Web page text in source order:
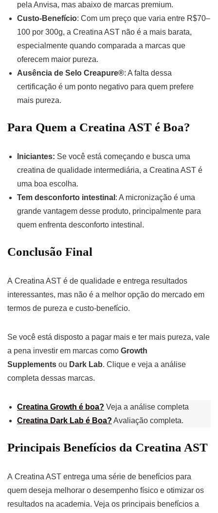
pela Anvisa, mas abaixo de marcas premium.
Custo-Benefício: Com um preço que varia entre R$70–
100 por 300g, a Creatina AST não é a mais barata,
especialmente quando comparada a marcas que
oferecem maior pureza.
Ausência de Selo Creapure®: A falta dessa
certificação é um ponto negativo para quem prefere
mais pureza.
Para Quem a Creatina AST é Boa?
Iniciantes: Se você está começando e busca uma
creatina de qualidade intermediária, a Creatina AST é
uma boa escolha.
Tem desconforto intestinal : A micronização é uma
grande vantagem desse produto, principalmente para
quem enfrenta desconforto intestinal.
Conclusão Final
A Creatina AST é de qualidade e entrega resultados
interessantes, mas não é a melhor opção do mercado em
termos de pureza e custo-benefício.
Se você está disposto a pagar mais e ter mais pureza, vale
a pena investir em marcas como Growth
Supplements ou Dark Lab. Clique e veja a análise
completa dessas marcas.
Creatina Growth é boa? Veja a análise completa
Creatina Dark Lab é Boa? Avaliação completa.
Principais Benefícios da Creatina AST
A Creatina AST entrega uma série de benefícios para
quem deseja melhorar o desempenho físico e otimizar os
resultados na academia. Veja os principais benefícios a